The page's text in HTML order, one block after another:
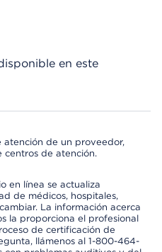
en este
atención de un proveedor,
centros de atención.
en línea se actualiza
de médicos, hospitales,
La información acerca
la proporciona el profesional
de certificación de
llámenos al 1-800-464-